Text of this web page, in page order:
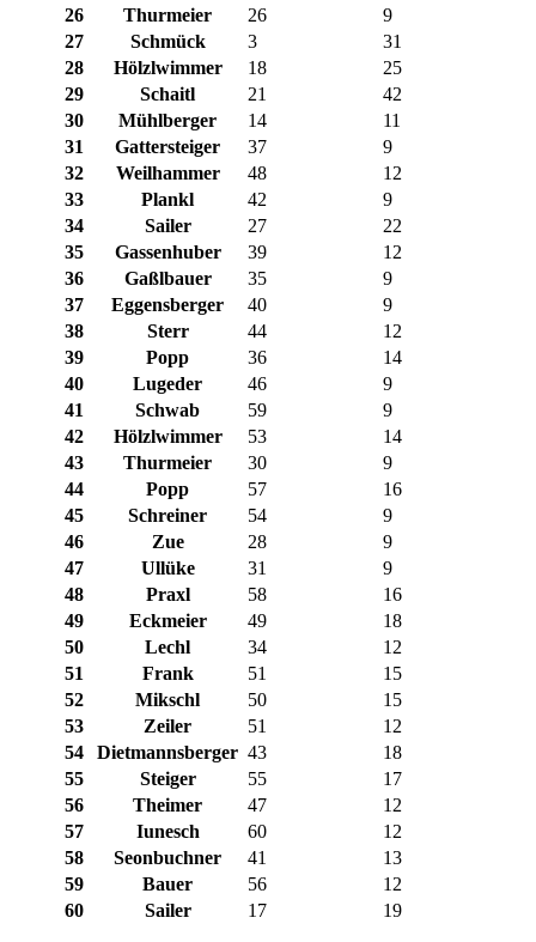
26 Thurmeier 26
9
27
Schmück 3
31
28
Hölzlwimmer 18
25
29
Schaitl 21
42
30
Mühlberger 14
11
31
Gattersteiger 37
9
32
Weilhammer 48
12
33
Plankl 42
9
34
Sailer 27
22
35
Gassenhuber 39
12
36
Gaßlbauer 35
9
37
Eggensberger 40
9
38
Sterr 44
12
39
Popp 36
14
40
Lugeder 46
9
41
Schwab 59
9
42
Hölzlwimmer 53
14
43
Thurmeier 30
9
44
Popp 57
16
45
Schreiner 54
9
46
Zue 28
9
47
Ullüke 31
9
48
Praxl 58
16
49
Eckmeier 49
18
50
Lechl 34
12
51
Frank 51
15
52
Mikschl 50
15
53
Zeiler 51
12
54
Dietmannsberger 43
18
55
Steiger 55
17
56
Theimer 47
12
57
Iunesch 60
12
58
Seonbuchner 41
13
59
Bauer 56
12
60
Sailer 17 19